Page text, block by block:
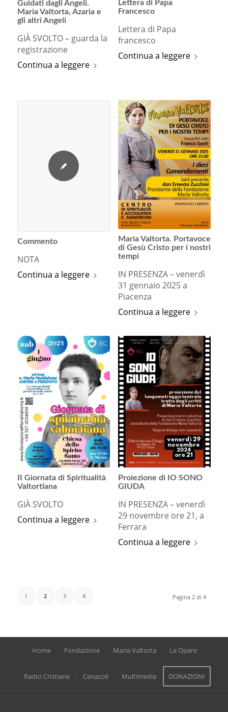
Guidati dagli Angeli.
Maria Valtorta, Azaria e
gli altri Angeli
GIÀ SVOLTO – guarda la
registrazione
Continua a leggere
Lettera di Papa
Francesco
Lettera di Papa
francesco
Continua a leggere
Commento
NOTA
Continua a leggere
Maria Valtorta. Portavoce
di Gesù Cristo per i nostri
tempi
IN PRESENZA – venerdì
31 gennaio 2025 a
Piacenza
Continua a leggere
II Giornata di Spiritualità
Valtortiana
GIÀ SVOLTO
Continua a leggere
Proiezione di IO SONO
GIUDA
IN PRESENZA – venerdì
29 novembre ore 21, a
Ferrara
Continua a leggere
Pagina 2 di 4
1 2 3 4
Home Fondazione Maria Valtorta Le Opere
Radici Cristiane Cenacoli Multimedia DONAZIONI